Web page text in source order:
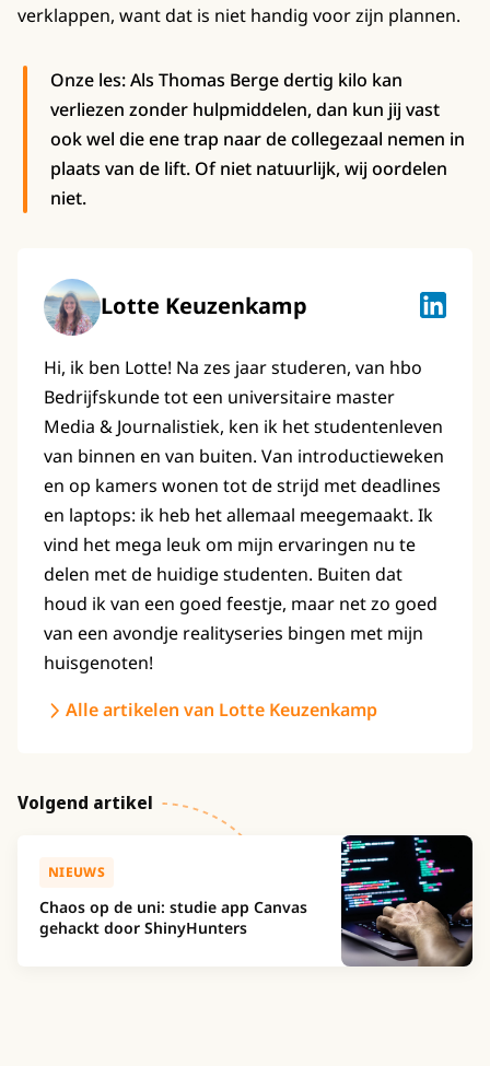
verklappen, want dat is niet handig voor zijn plannen.
Onze les: Als Thomas Berge dertig kilo kan
verliezen zonder hulpmiddelen, dan kun jij vast
ook wel die ene trap naar de collegezaal nemen in
plaats van de lift. Of niet natuurlijk, wij oordelen
niet.
Lotte Keuzenkamp Lotte
Hi, ik ben Lotte! Na zes jaar studeren, van hbo
Bedrijfskunde tot een universitaire master
Media & Journalistiek, ken ik het studentenleven
van binnen en van buiten. Van introductieweken
en op kamers wonen tot de strijd met deadlines
en laptops: ik heb het allemaal meegemaakt. Ik
vind het mega leuk om mijn ervaringen nu te
delen met de huidige studenten. Buiten dat
houd ik van een goed feestje, maar net zo goed
van een avondje realityseries bingen met mijn
huisgenoten!
Alle artikelen van Lotte Keuzenkamp
Volgend artikel
NIEUWS
Chaos op de uni: studie app Canvas
gehackt door ShinyHunters